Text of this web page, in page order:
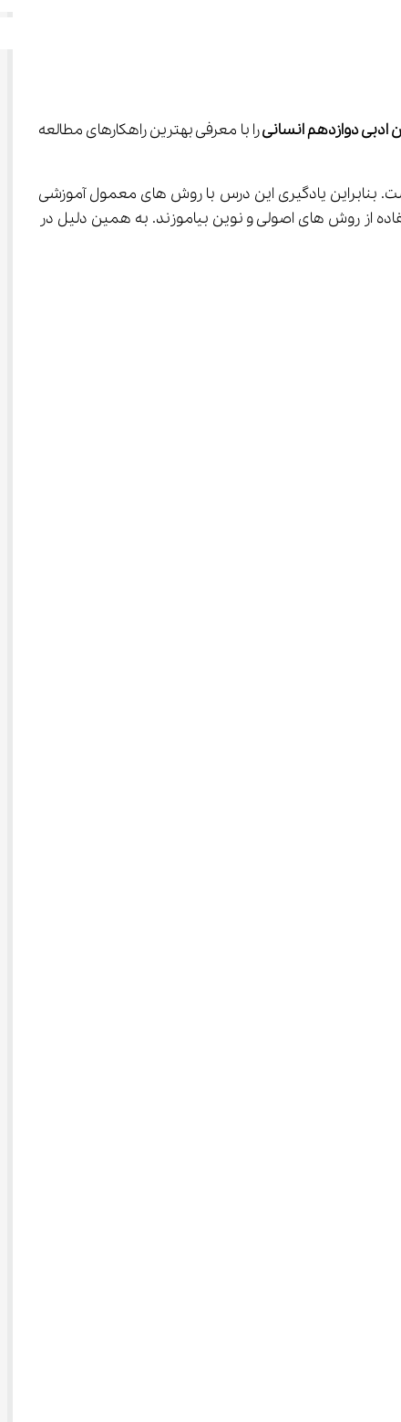
ادبی دوازدهم انسانی را با معرفی بهترین راهکارهای مطالعه
علوم انسانی قرار می‌گیرد که لبریز از پیچیدگی‌ها و نکات مهم ادبی است. بنابراین یادگیری این درس با روش های معمول آموزشی
از روش های اصولی و نوین بیاموزند. به همین دلیل در